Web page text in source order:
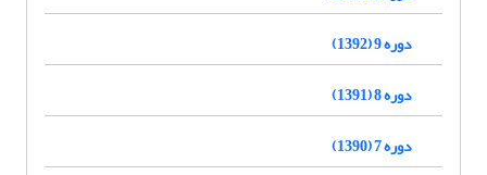
دوره 9 (1392)
دوره 8 (1391)
دوره 7 (1390)